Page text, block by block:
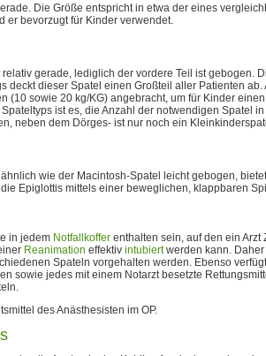
Die Größe entspricht in etwa der eines
er bevorzugt für Kinder verwendet.
gerade, lediglich der vordere Teil ist gebogen.
deckt dieser Spatel einen Großteil aller Patienten ab.
(10 sowie 20 kg/KG) angebracht, um für Kinder
ist es, die Anzahl der notwendigen Spatel in
neben dem Dörges- ist nur noch ein
wie der Macintosh-Spatel leicht gebogen,
Epiglottis mittels einer beweglichen, klappbaren
in jedem Notfallkoffer enthalten sein, auf den ein Arzt
Reanimation effektiv intubiertwerden kann. Daher
Spateln vorgehalten werden. Ebenso
sowie jedes mit einem Notarzt besetzte
des Anästhesisten im OP.